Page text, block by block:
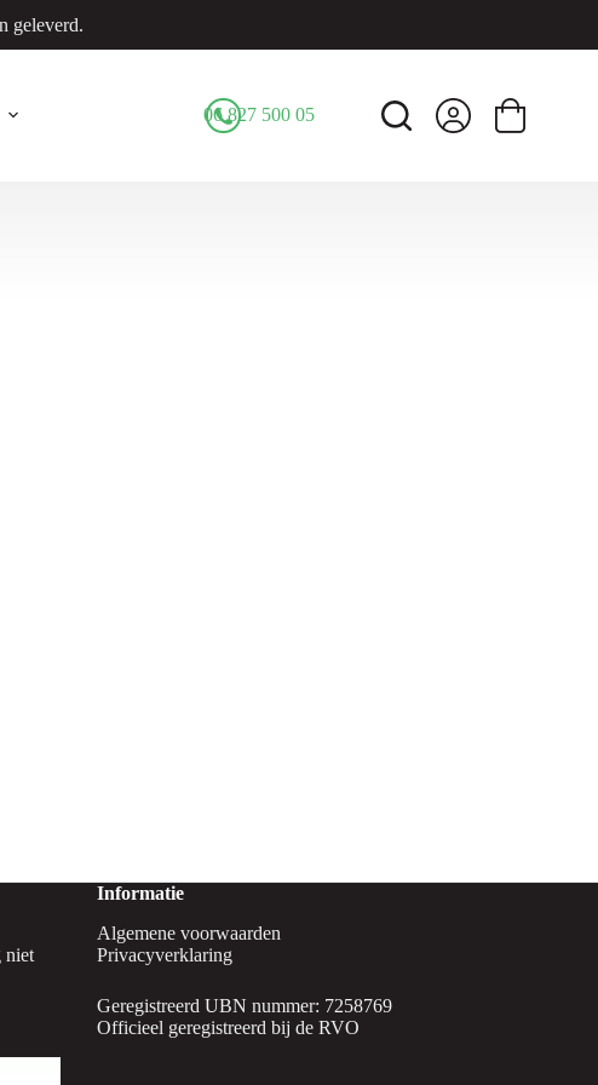
geleverd.
06 827 500 05 Winkelwagen
niet
Informatie
Algemene voorwaarden
Privacyverklaring
Geregistreerd UBN nummer: 7258769
Officieel geregistreerd bij de RVO